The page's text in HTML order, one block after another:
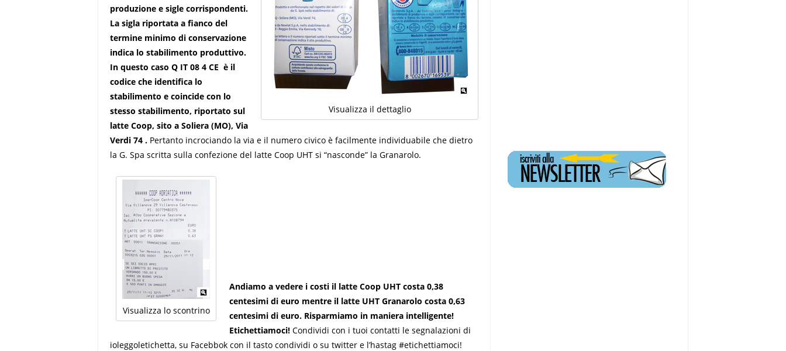
Visualizza il dettaglio
produzione e sigle corrispondenti.
La sigla riportata a fianco del
termine minimo di conservazione
indica lo stabilimento produttivo.
In questo caso Q IT 08 4 CE è il
codice che identifica lo
stabilimento e coincide con lo
stesso stabilimento, riportato sul
latte Coop, sito a Soliera (MO), Via
Verdi 74 . Pertanto incrociando la via e il numero civico è facilmente individuabile che dietro
la G. Spa scritta sulla confezione del latte Coop UHT si “nasconde” la Granarolo.
Visualizza lo scontrino
Andiamo a vedere i costi il latte Coop UHT costa 0,38
centesimi di euro mentre il latte UHT Granarolo costa 0,63
centesimi di euro. Risparmiamo in maniera intelligente!
Etichettiamoci! Condividi con i tuoi contatti le segnalazioni di
ioleggoletichetta, su Facebbok con il tasto condividi o su twitter e l’hastag #etichettiamoci!